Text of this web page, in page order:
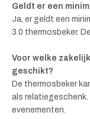
Geldt er een
Ja, er geldt een
3.0 thermosbeker.
Voor welke
geschikt?
De thermosbeker
als
evenementen.